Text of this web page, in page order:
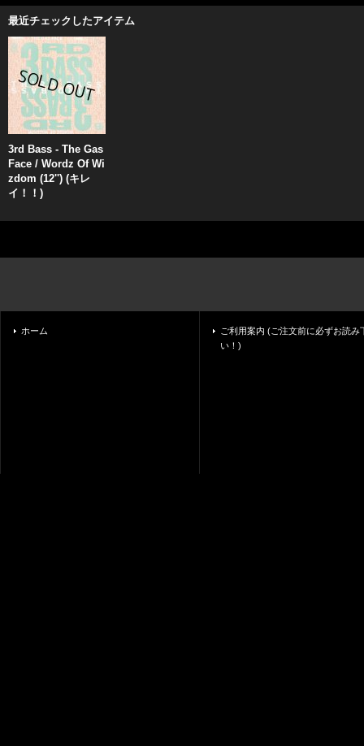
最近チェックしたアイテム
3rd Bass - The Gas
Face / Wordz Of Wi
zdom (12'') (キレ
イ！！)
ホーム
ご利用案内 (ご注文前に必ずお読み
い！)